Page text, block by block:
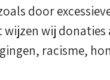
door
wij
racisme,